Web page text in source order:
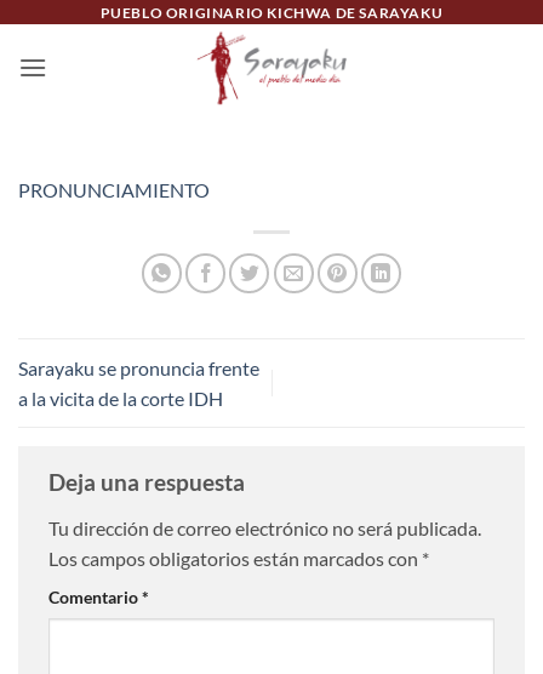
contenido
PUEBLO ORIGINARIO KICHWA DE SARAYAKU
PRONUNCIAMIENTO
Sarayaku se pronuncia frente
a la vicita de la corte IDH
Deja una respuesta
Tu dirección de correo electrónico no será publicada.
Los campos obligatorios están marcados con *
Comentario*